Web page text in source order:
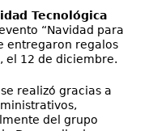
Tecnológica
“Navidad para
entregaron regalos
el 12 de diciembre.
se realizó gracias a
del grupo